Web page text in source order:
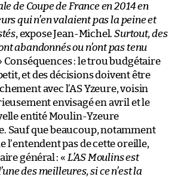
de Coupe de France en 2014 en
qui n’en valaient pas la peine et
, expose Jean-Michel.Surtout, des
abandonnés ou n’ont pas tenu
Conséquences : le trou budgétaire
et des décisions doivent être
avec l’AS Yzeure, voisin
envisagé en avril et le
entité Moulin-Yzeure
Sauf que beaucoup, notamment
l’entendent pas de cette oreille,
général : « L’AS Moulins est
des meilleures, si ce n’est la